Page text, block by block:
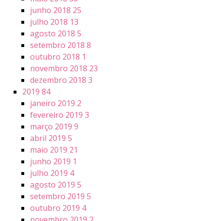
junho 2018 25
julho 2018 13
agosto 2018 5
setembro 2018 8
outubro 2018 1
novembro 2018 23
dezembro 2018 3
2019 84
janeiro 2019 2
fevereiro 2019 3
março 2019 9
abril 2019 5
maio 2019 21
junho 2019 1
julho 2019 4
agosto 2019 5
setembro 2019 5
outubro 2019 4